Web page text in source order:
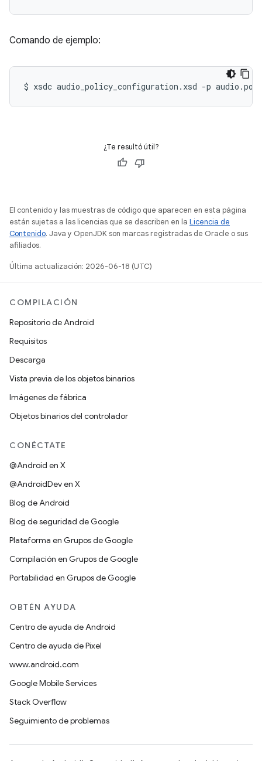
Comando de ejemplo:
$ xsdc audio_policy_configuration.xsd -p
¿Te resultó útil?
El contenido y las muestras de código que aparecen en esta página
están sujetas a las licencias que se describen en la Licencia de
Contenido. Java y OpenJDK son marcas registradas de Oracle o sus
afiliados.
Última actualización: 2026-06-18 (UTC)
COMPILACIÓN
Repositorio de Android
Requisitos
Descarga
Vista previa de los objetos binarios
Imágenes de fábrica
Objetos binarios del controlador
CONÉCTATE
@Android en X
@AndroidDev en X
Blog de Android
Blog de seguridad de Google
Plataforma en Grupos de Google
Compilación en Grupos de Google
Portabilidad en Grupos de Google
OBTÉN AYUDA
Centro de ayuda de Android
Centro de ayuda de Pixel
www.android.com
Google Mobile Services
Stack Overflow
Seguimiento de problemas